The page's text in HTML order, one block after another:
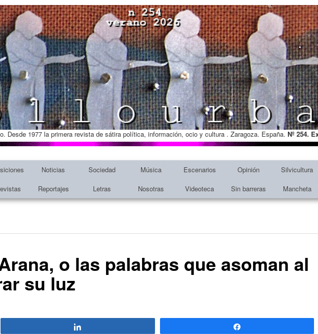
Desde 1977 la primera revista de sátira política, información, ocio y cultura . Zaragoza. España. Nº 254.
Noticias Sociedad Música Escenarios Opinión Silvicultura
Reportajes Letras Nosotras Videoteca Sin barreras Mancheta
o las palabras que asoman al
su luz